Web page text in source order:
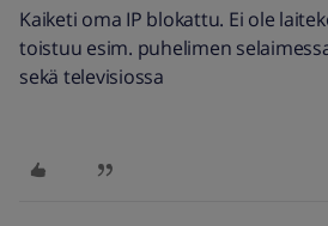
Kaiketi oma IP blokattu. Ei ole
toistuu esim. puhelimen
sekä televisiossa